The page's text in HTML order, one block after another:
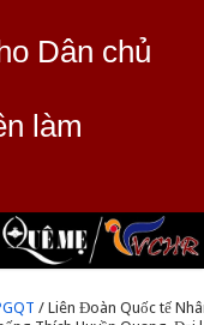
Dân chủ
làm
/ Liên Đoàn Quốc tế